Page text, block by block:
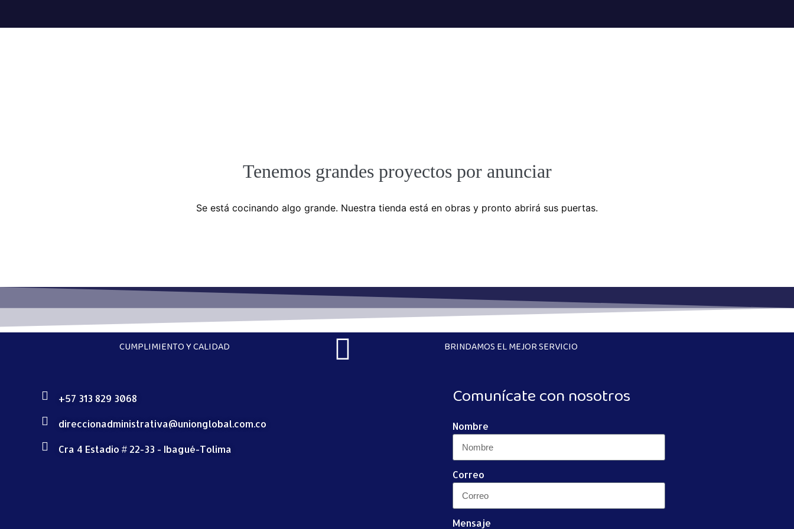
Tenemos grandes proyectos por anunciar
Se está cocinando algo grande. Nuestra tienda está en obras y pronto abrirá sus puertas.
CUMPLIMIENTO Y CALIDAD BRINDAMOS EL MEJOR SERVICIO
+57 313 829 3068
direccionadministrativa@unionglobal.com.co
Cra 4 Estadio # 22-33 - Ibagué-Tolima
Comunícate con nosotros
Nombre
Correo
Mensaje